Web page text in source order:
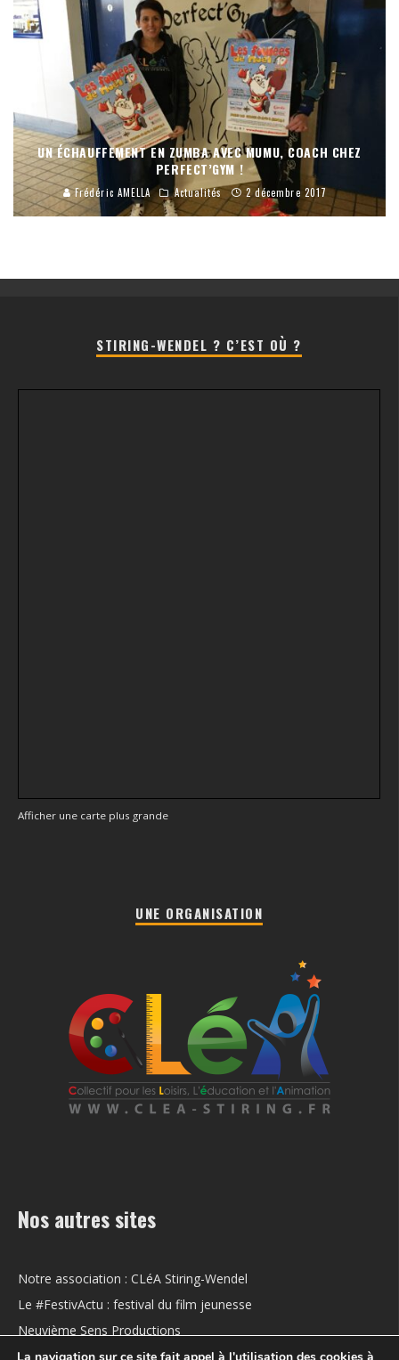
UN ÉCHAUFFEMENT EN ZUMBA AVEC MUMU, COACH CHEZ
PERFECT’GYM !
Frédéric AMELLA Actualités 2 décembre 2017
STIRING-WENDEL ? C’EST OÙ ?
Afficher une carte plus grande
UNE ORGANISATION
Nos autres sites
Notre association : CLéA Stiring-Wendel
Le #FestivActu : festival du film jeunesse
Neuvième Sens Productions